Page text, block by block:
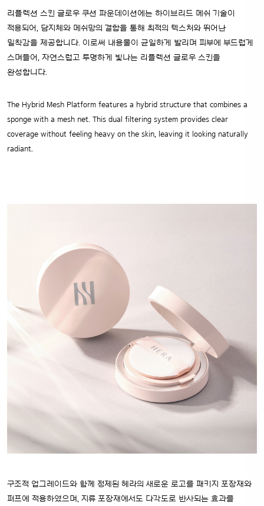
리플렉션 스킨 글로우 쿠션 파운데이션에는 하이브리드 메쉬 기술이
적용되어, 담지체와 메쉬망의 결합을 통해 최적의 텍스처와 뛰어난
밀착감을 제공합니다. 이로써 내용물이 균일하게 발리며 피부에 부드럽게
스며들어, 자연스럽고 투명하게 빛나는 리플렉션 글로우 스킨을
완성합니다.
The Hybrid Mesh Platform features a hybrid structure that combines a
sponge with a mesh net. This dual filtering system provides clear
coverage without feeling heavy on the skin, leaving it looking naturally
radiant.
구조적 업그레이드와 함께 정제된 헤라의 새로운 로고를 패키지 포장재와
퍼프에 적용하였으며, 지류 포장재에서도 다각도로 반사되는 효과를